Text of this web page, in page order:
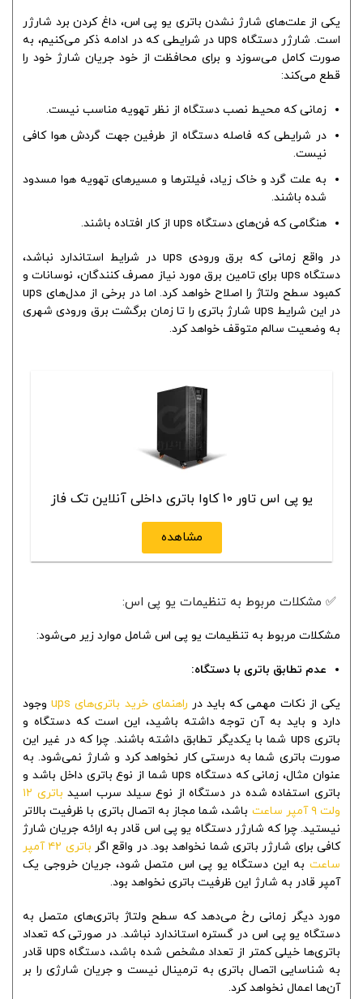
یکی از علت‌های شارژ نشدن باتری یو پی اس، داغ کردن برد شارژر
است. شارژر دستگاه ups در شرایطی که در ادامه ذکر می‌کنیم، به
صورت کامل می‌سوزد و برای محافظت از خود جریان شارژ خود را
قطع می‌کند:
زمانی که محیط نصب دستگاه از نظر تهویه مناسب نیست.
در شرایطی که فاصله دستگاه از طرفین جهت گردش هوا کافی
نیست.
به علت گرد و خاک زیاد، فیلترها و مسیرهای تهویه هوا مسدود
شده باشند.
هنگامی که فن‌های دستگاه ups از کار افتاده باشند.
در واقع زمانی که برق ورودی ups در شرایط استاندارد نباشد،
دستگاه ups برای تامین برق مورد نیاز مصرف کنندگان، نوسانات و
کمبود سطح ولتاژ را اصلاح خواهد کرد. اما در برخی از مدل‌های ups
در این شرایط ups شارژ باتری را تا زمان برگشت برق ورودی شهری
به وضعیت سالم متوقف خواهد کرد.
یو پی اس تاور 10 کاوا باتری داخلی آنلاین تک فاز
مشاهده
✅ مشکلات مربوط به تنظیمات یو پی اس:
مشکلات مربوط به تنظیمات یو پی اس شامل موارد زیر می‌شود:
عدم تطابق باتری با دستگاه:
یکی از نکات مهمی که باید در راهنمای خرید باتری‌های ups
وجود
دارد و باید به آن توجه داشته باشید، این است که دستگاه و
باتری ups شما با یکدیگر تطابق داشته باشند. چرا که در غیر این
صورت باتری شما به درستی کار نخواهد کرد و شارژ نمی‌شود. به
عنوان مثال، زمانی که دستگاه ups شما از نوع باتری داخل باشد و
باتری استفاده شده در دستگاه از نوع سیلد سرب اسید
باتری ۱۲
ولت ۹ آمپر ساعت
باشد، شما مجاز به اتصال باتری با ظرفیت بالاتر
نیستید. چرا که شارژر دستگاه یو پی اس قادر به ارائه جریان شارژ
کافی برای شارژر باتری شما نخواهد بود. در واقع اگر
باتری ۴۲ آمپر
ساعت به این دستگاه یو پی اس متصل شود، جریان خروجی یک
آمپر قادر به شارژ این ظرفیت باتری نخواهد بود.
مورد دیگر زمانی رخ می‌دهد که سطح ولتاژ باتری‌های متصل به
دستگاه یو پی اس در گستره استاندارد نباشد. در صورتی که تعداد
باتری‌ها خیلی کمتر از تعداد مشخص شده باشد، دستگاه ups قادر
به شناسایی اتصال باتری به ترمینال نیست و جریان شارژی را بر
آن‌ها اعمال نخواهد کرد.